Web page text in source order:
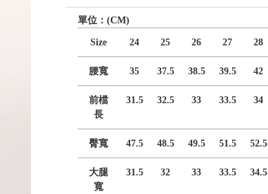
單位：(CM)
Size 24 25 26 27 28
腰寬 35 37.5 38.5 39.5 42
前檔
長
31.5 32.5 33 33.5 34
臀寬 47.5 48.5 49.5 51.5 52.5
大腿
寬
31.5 32 33 33.5 34.5